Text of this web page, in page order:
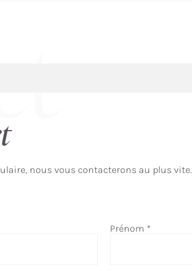
nous vous contacterons au plus vite.
Prénom *